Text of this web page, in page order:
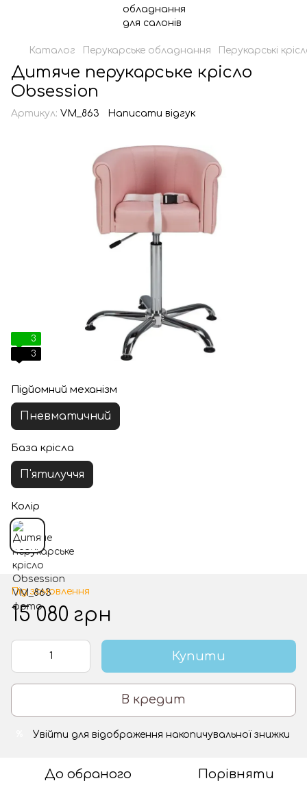
Каталог Перукарське обладнання Перукарські
Дитяче перукарське крісло
Obsession
Артикул: VM_863 Написати відгук
3
3
Підйомний механізм
Пневматичний
База крісла
П'ятилуччя
Колір
Під замовлення
15 080 грн
Купити
В кредит
Увійти для відображення накопичувальної знижки
До обраного Порівняти